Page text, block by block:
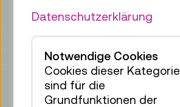
€ 2,50
So 09.08. 16:00 –16:40
Reservierung Kinderbereich
35 Plätze frei
€ 2,50
Datenschutzerklärung
Notwendige Cookies
Cookies dieser Kategorie
sind für die
Grundfunktionen der